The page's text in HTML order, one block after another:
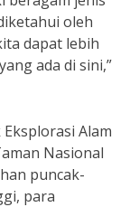
oleh
dapat lebih
ada di sini,”
Alam
Nasional
puncak-
para